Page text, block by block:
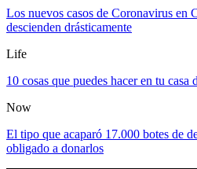
Los nuevos casos de Coronavirus en
descienden drásticamente
Life
10 cosas que puedes hacer en tu casa
Now
El tipo que acaparó 17.000 botes de
obligado a donarlos